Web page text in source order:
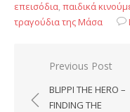
επεισόδια,παιδικά
τραγούδια της Μάσα
Post
navigation
Previous Post
BLIPPI THE HERO –
FINDING THE